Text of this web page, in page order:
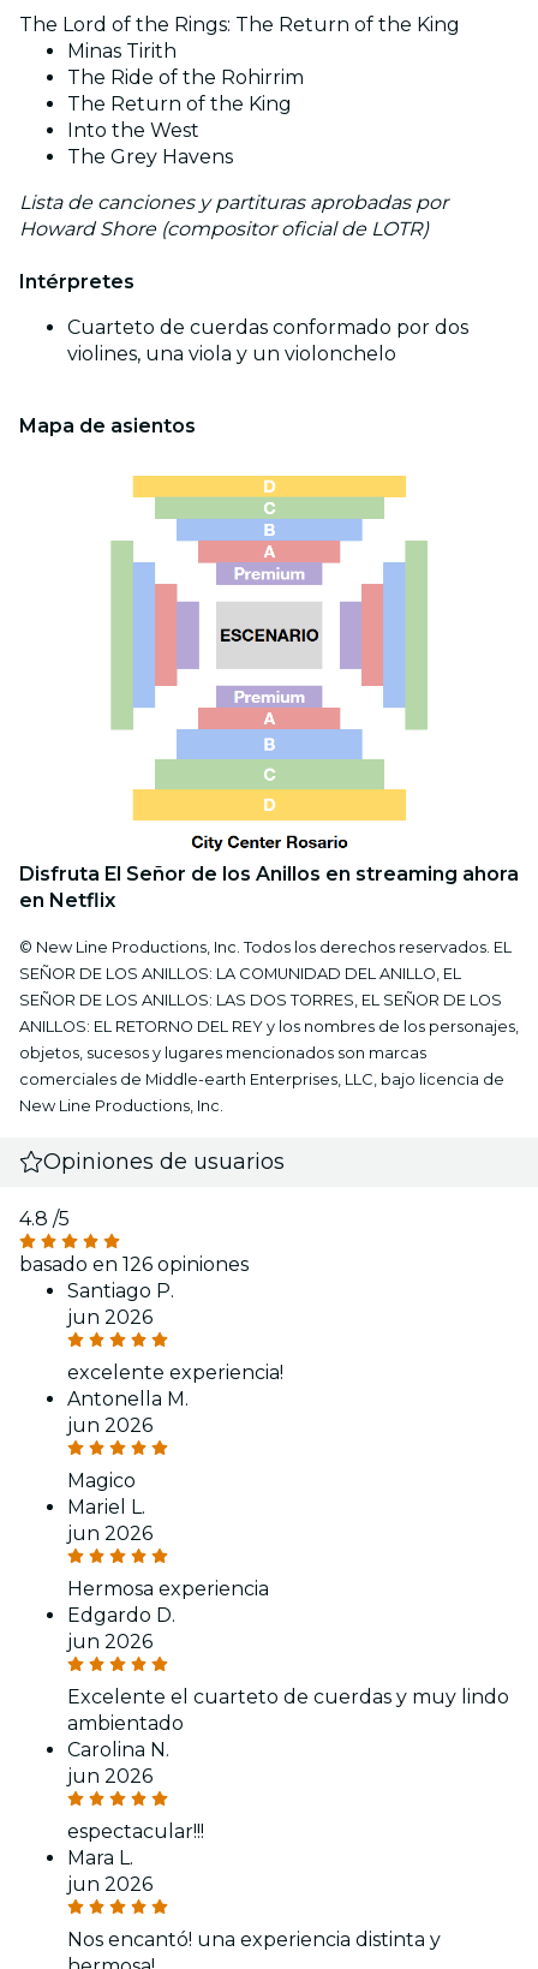
The Lord of the Rings: The Return of the King
Minas Tirith
The Ride of the Rohirrim
The Return of the King
Into the West
The Grey Havens
Lista de canciones y partituras aprobadas por
Howard Shore (compositor oficial de LOTR)
Intérpretes
Cuarteto de cuerdas conformado por dos
violines, una viola y un violonchelo
Mapa de asientos
Disfruta El Señor de los Anillos en streaming ahora
en Netflix
© New Line Productions, Inc. Todos los derechos reservados. EL
SEÑOR DE LOS ANILLOS: LA COMUNIDAD DEL ANILLO, EL
SEÑOR DE LOS ANILLOS: LAS DOS TORRES, EL SEÑOR DE LOS
ANILLOS: EL RETORNO DEL REY y los nombres de los personajes,
objetos, sucesos y lugares mencionados son marcas
comerciales de Middle-earth Enterprises, LLC, bajo licencia de
New Line Productions, Inc.
Opiniones de usuarios
4.8 /5
basado en 126 opiniones
Santiago P.
jun 2026
excelente experiencia!
Antonella M.
jun 2026
Magico
Mariel L.
jun 2026
Hermosa experiencia
Edgardo D.
jun 2026
Excelente el cuarteto de cuerdas y muy lindo
ambientado
Carolina N.
jun 2026
espectacular!!!
Mara L.
jun 2026
Nos encantó! una experiencia distinta y